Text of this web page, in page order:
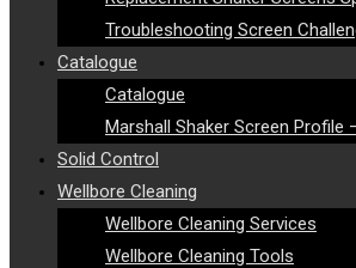
Troubleshooting Screen
Catalogue
Catalogue
Marshall Shaker Screen Profile
Solid Control
Wellbore Cleaning
Wellbore Cleaning Services
Wellbore Cleaning Tools